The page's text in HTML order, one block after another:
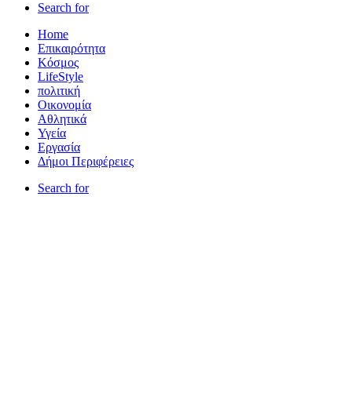
Search for
Home
Επικαιρότητα
Κόσμος
LifeStyle
πολιτική
Οικονομία
Αθλητικά
Υγεία
Εργασία
Δήμοι Περιφέρειες
Search for